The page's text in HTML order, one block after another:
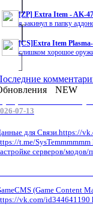
[ZP] Extra Item - AK-
я закинул в папку
[CS]Extra Item
слишком хорошое
NEW
07-13
для Связи.https://
t.me/
серверов/модов/
(Game Content
vk.com/id344641190